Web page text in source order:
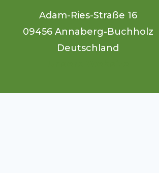
Adam-Ries-Straße 16
09456 Annaberg-Buchholz
Deutschland